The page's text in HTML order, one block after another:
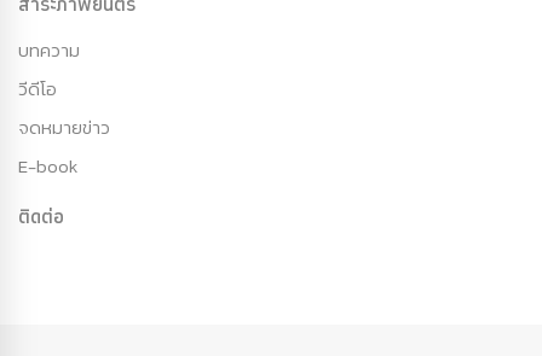
บทความ
วีดีโอ
จดหมายข่าว
E-book
ติดต่อ